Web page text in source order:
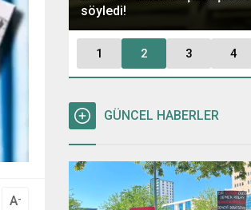
A-
söyledi!
1 2 3 4
GÜNCEL HABERLER